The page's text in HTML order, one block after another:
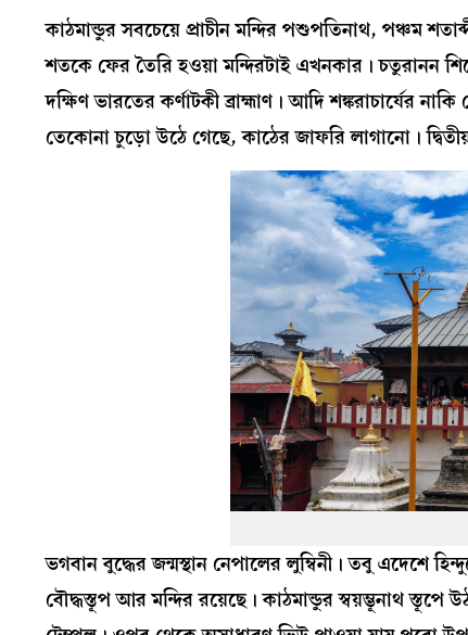
কাঠমান্ডুর সবচেয়ে প্রাচীন মন্দির পশুপতিনাথ, পঞ্চম
শতকে ফের তৈরি হওয়া মন্দিরটাই এখনকার। চতুরানন
দক্ষিণ ভারতের কর্ণাটকী ব্রাহ্মাণ। আদি শঙ্করাচার্যের
তেকোনা চুড়ো উঠে গেছে, কাঠের জাফরি লাগানো।
ভগবান বুদ্ধের জন্মস্থান নেপালের লুম্বিনী। তবু এদেশে
বৌদ্ধস্তূপ আর মন্দির রয়েছে। কাঠমান্ডুর স্বয়ম্ভূনাথ